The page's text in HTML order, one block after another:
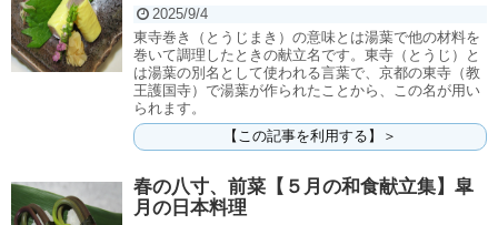
2025/9/4
東寺巻き（とうじまき）の意味とは湯葉で他の材料を
巻いて調理したときの献立名です。東寺（とうじ）と
は湯葉の別名として使われる言葉で、京都の東寺（教
王護国寺）で湯葉が作られたことから、この名が用い
られます。
【この記事を利用する】＞
春の八寸、前菜【５月の和食献立集】皐
月の日本料理